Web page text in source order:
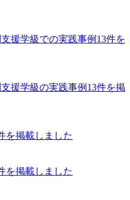
援学級での実践事例13件を
援学級の実践事例13件を掲
を掲載しました
を掲載しました